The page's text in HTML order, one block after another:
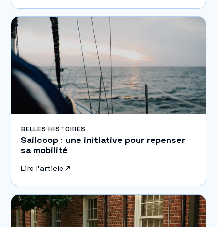
BELLES HISTOIRES
Sailcoop : une initiative pour repenser
sa mobilité
Lire l'article